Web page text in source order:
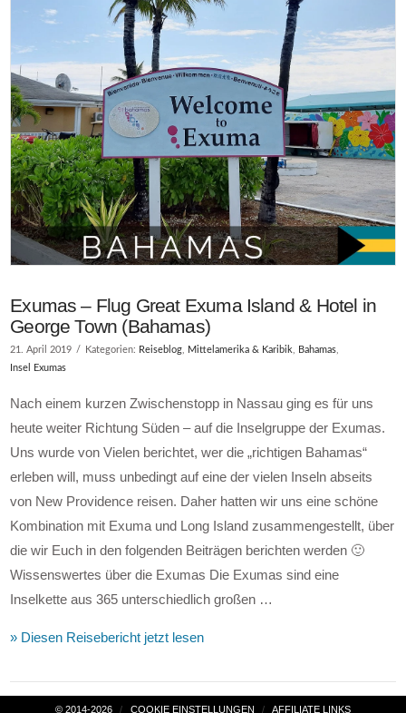
Exumas – Flug Great Exuma Island & Hotel in
George Town (Bahamas)
21. April 2019 Kategorien: Reiseblog, Mittelamerika & Karibik, Bahamas,
Insel Exumas
Nach einem kurzen Zwischenstopp in Nassau ging es für uns
heute weiter Richtung Süden – auf die Inselgruppe der Exumas.
Uns wurde von Vielen berichtet, wer die „richtigen Bahamas“
erleben will, muss unbedingt auf eine der vielen Inseln abseits
von New Providence reisen. Daher hatten wir uns eine schöne
Kombination mit Exuma und Long Island zusammengestellt, über
die wir Euch in den folgenden Beiträgen berichten werden 🙂
Wissenswertes über die Exumas Die Exumas sind eine
Inselkette aus 365 unterschiedlich großen …
» Diesen Reisebericht jetzt lesen
© 2014-2026 COOKIE EINSTELLUNGEN AFFILIATE LINKS